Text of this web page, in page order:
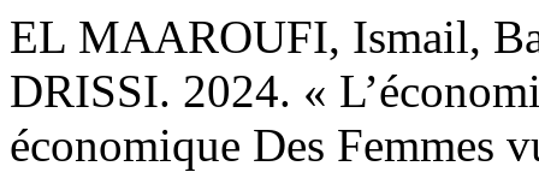
EL MAAROUFI, Ismail,
DRISSI. 2024. «
économique Des Femmes